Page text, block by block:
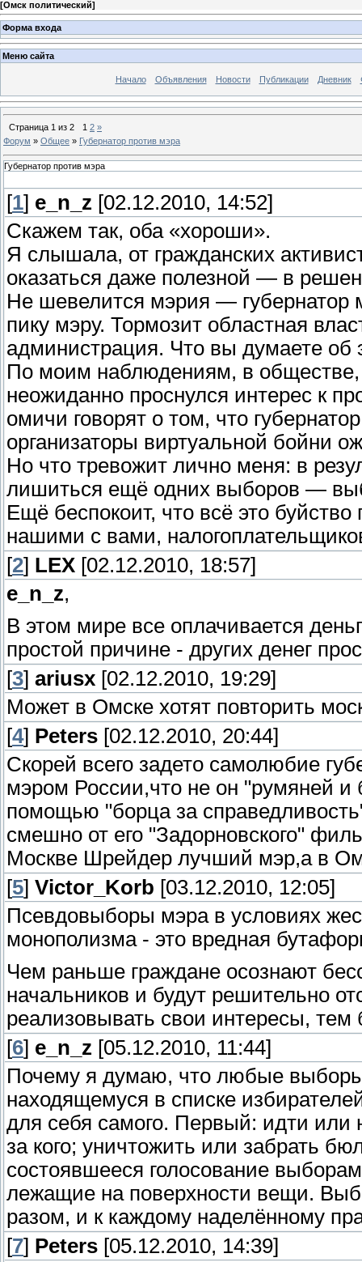
[Омск политический]
Форма входа
Меню сайта
Начало Объявления Новости Публикации Дневник
Страница 1 из 2 1 2 »
Форум » Общее » Губернатор против мэра
Губернатор против мэра
[1] e_n_z [02.12.2010, 14:52]
Скажем так, оба «хороши».
Я слышала, от гражданских
оказаться даже полезной — в
Не шевелится мэрия — губернатор
пику мэру. Тормозит областная
администрация. Что вы думаете об
По моим наблюдениям, в
неожиданно проснулся интерес к
омичи говорят о том, что
организаторы виртуальной бойни
Но что тревожит лично меня: в
лишиться ещё одних выборов —
Ещё беспокоит, что всё это
нашими с вами,
[2] LEX [02.12.2010, 18:57]
e_n_z,
В этом мире все оплачивается
простой причине - других денег
[3] ariusx [02.12.2010, 19:29]
Может в Омске хотят повторить
[4] Peters [02.12.2010, 20:44]
Скорей всего задето самолюбие
мэром России,что не он "румяней
помощью "борца за
смешно от его "Задорновского"
Москве Шрейдер лучший мэр,а в
[5] Victor_Korb [03.12.2010, 12:05]
Псевдовыборы мэра в условиях
монополизма - это вредная
Чем раньше граждане осознают
начальников и будут решительно
реализовывать свои интересы,
[6] e_n_z [05.12.2010, 11:44]
Почему я думаю, что любые
находящемуся в списке
для себя самого. Первый: идти или
за кого; уничтожить или забрать
состоявшееся голосование
лежащие на поверхности вещи.
разом, и к каждому наделённому
[7] Peters [05.12.2010, 14:39]